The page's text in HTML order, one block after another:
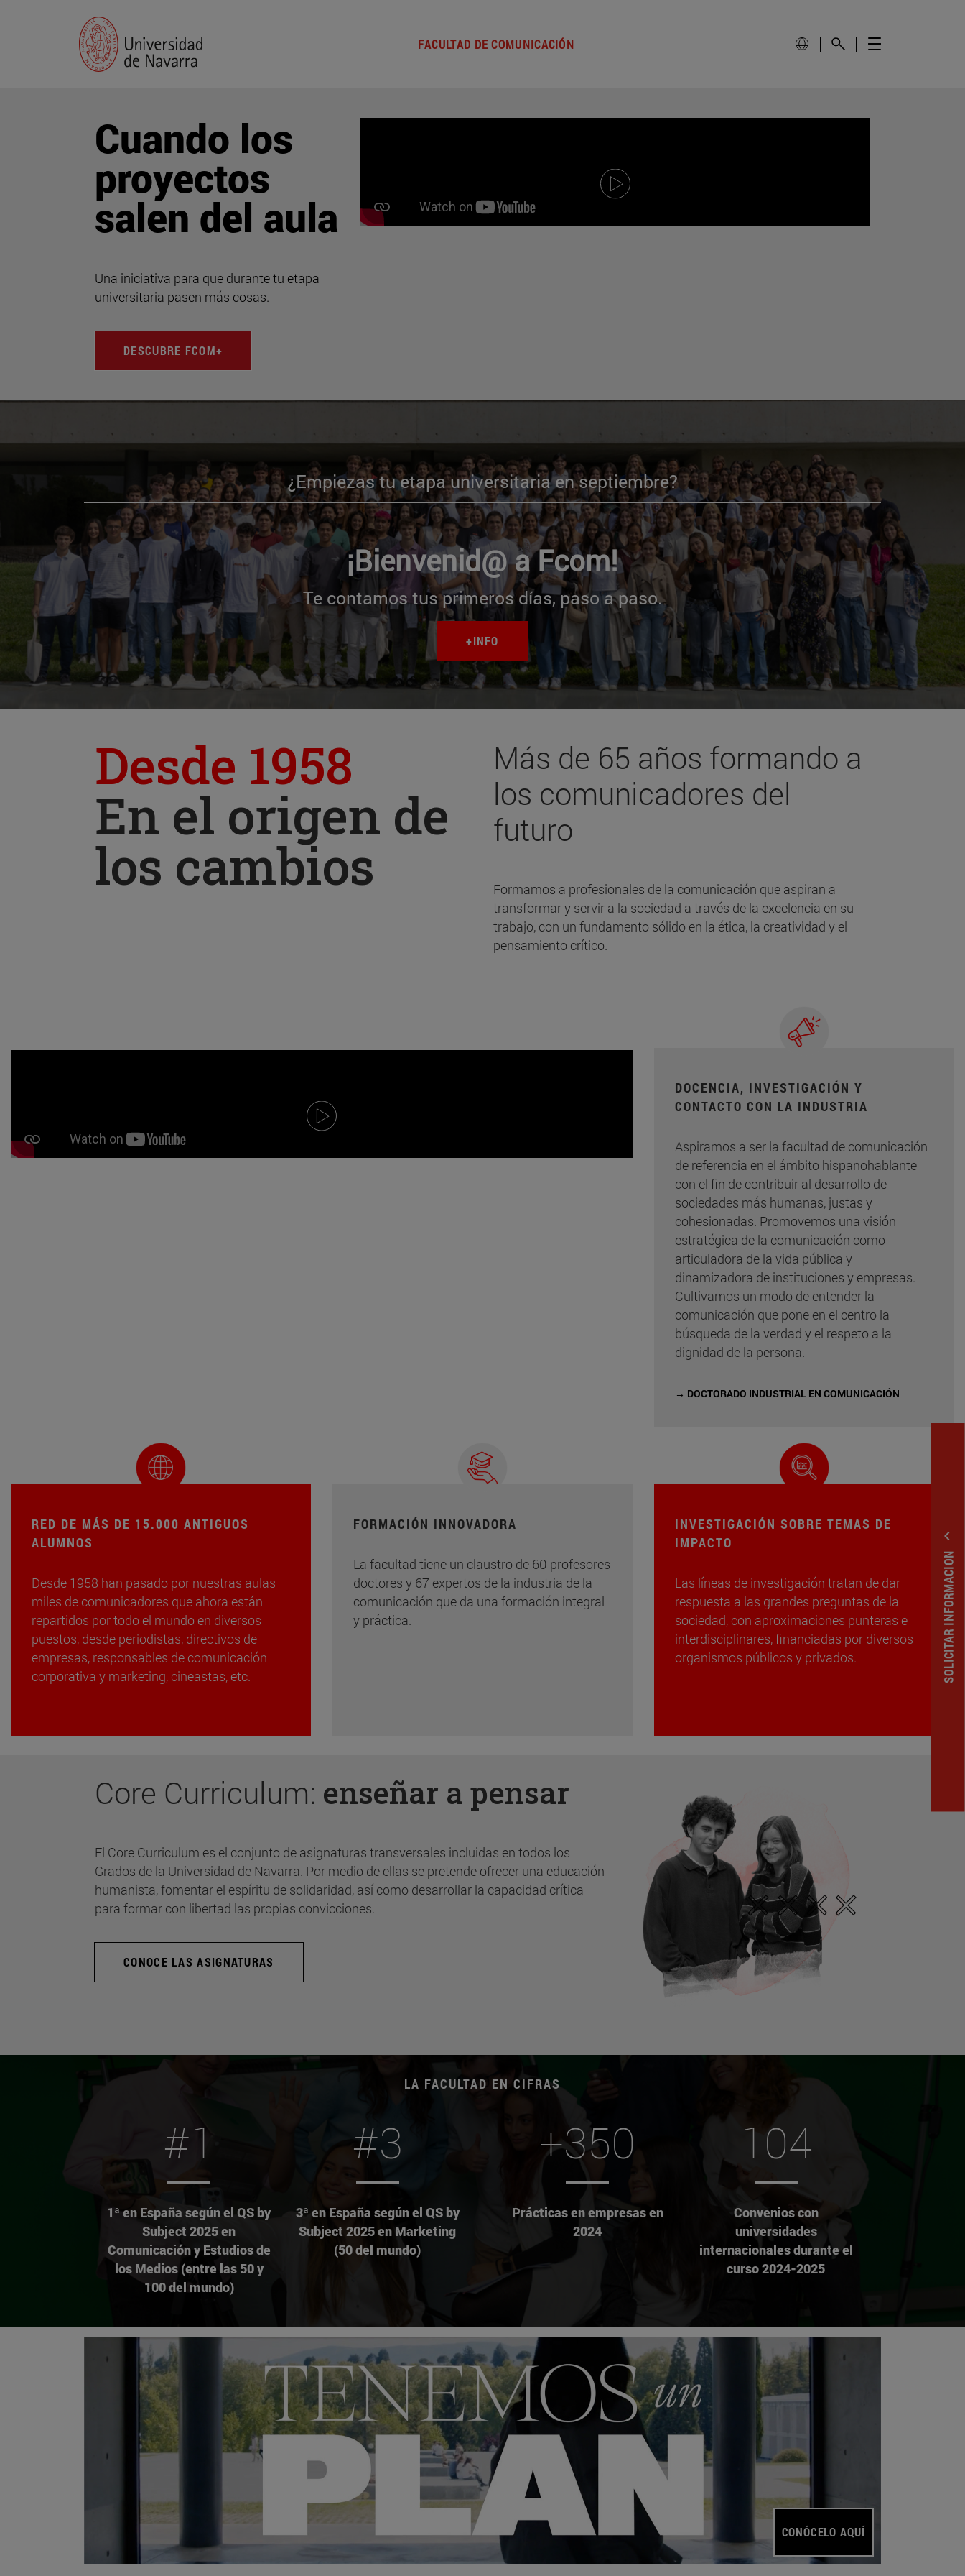
FACULTAD DE COMUNICACIÓN
Cuando los
proyectos
salen del aula
Una iniciativa para que durante tu etapa
universitaria pasen más cosas.
DESCUBRE FCOM+
¿Empiezas tu etapa universitaria en septiembre?
¡Bienvenid@ a Fcom!
Te contamos tus primeros días, paso a paso.
+INFO
Desde 1958
En el origen de
los cambios
Más de 65 años formando a
los comunicadores del
futuro
Formamos a profesionales de la comunicación que aspiran a
transformar y servir a la sociedad a través de la excelencia en su
trabajo, con un fundamento sólido en la ética, la creatividad y el
pensamiento crítico.
DOCENCIA, INVESTIGACIÓN Y
CONTACTO CON LA INDUSTRIA
Aspiramos a ser la facultad de comunicación
de referencia en el ámbito hispanohablante
con el fin de contribuir al desarrollo de
sociedades más humanas, justas y
cohesionadas. Promovemos una visión
estratégica de la comunicación como
articuladora de la vida pública y
dinamizadora de instituciones y empresas.
Cultivamos un modo de entender la
comunicación que pone en el centro la
búsqueda de la verdad y el respeto a la
dignidad de la persona.
→ DOCTORADO INDUSTRIAL EN COMUNICACIÓN
RED DE MÁS DE 15.000 ANTIGUOS
ALUMNOS
Desde 1958 han pasado por nuestras aulas
miles de comunicadores que ahora están
repartidos por todo el mundo en diversos
puestos, desde periodistas, directivos de
empresas, responsables de comunicación
corporativa y marketing, cineastas, etc.
FORMACIÓN INNOVADORA
La facultad tiene un claustro de 60 profesores
doctores y 67 expertos de la industria de la
comunicación que da una formación integral
y práctica.
INVESTIGACIÓN SOBRE TEMAS DE
IMPACTO
Las líneas de investigación tratan de dar
respuesta a las grandes preguntas de la
sociedad, con aproximaciones punteras e
interdisciplinares, financiadas por diversos
organismos públicos y privados.
Core Curriculum: enseñar a pensar
El Core Curriculum es el conjunto de asignaturas transversales incluidas en todos los
Grados de la Universidad de Navarra. Por medio de ellas se pretende ofrecer una educación
humanista, fomentar el espíritu de solidaridad, así como desarrollar la capacidad crítica
para formar con libertad las propias convicciones.
CONOCE LAS ASIGNATURAS
LA FACULTAD EN CIFRAS
#1
1ª en España según el QS by
Subject 2025 en
Comunicación y Estudios de
los Medios (entre las 50 y
100 del mundo)
#3
3ª en España según el QS by
Subject 2025 en Marketing
(50 del mundo)
+350
Prácticas en empresas en
2024
104
Convenios con
universidades
internacionales durante el
curso 2024-2025
CONÓCELO AQUÍ
SOLICITAR INFORMACION
expand_less